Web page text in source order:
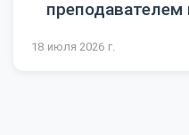
преподавателем
18 июля 2026 г.